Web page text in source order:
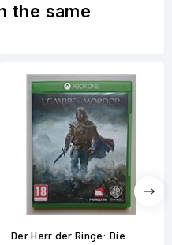
the same
Der Herr der Ringe: Die